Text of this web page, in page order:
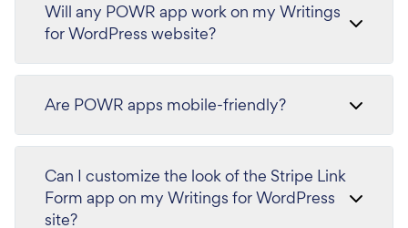
Will any POWR app work on my Writings
for WordPress website?
Are POWR apps mobile-friendly?
Can I customize the look of the Stripe Link
Form app on my Writings for WordPress
site?